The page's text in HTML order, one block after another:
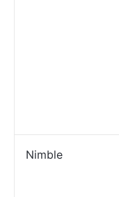
Nimble